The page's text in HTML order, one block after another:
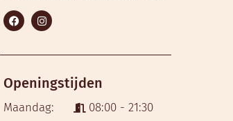
Openingstijden
Maandag:
08:00 - 21:30